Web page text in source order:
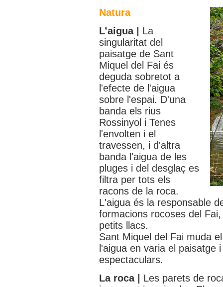
Natura
L’aigua | La
singularitat del
paisatge de Sant
Miquel del Fai és
deguda sobretot a
l'efecte de l'aigua
sobre l'espai. D'una
banda els rius
Rossinyol i Tenes
l'envolten i el
travessen, i d'altra
banda l'aigua de les
pluges i del desglaç es
filtra per tots els
racons de la roca.
L'aigua és la responsable
formacions rocoses del
petits llacs.
Sant Miquel del Fai muda
l'aigua en varia el paisatge
espectaculars.
La roca | Les parets de